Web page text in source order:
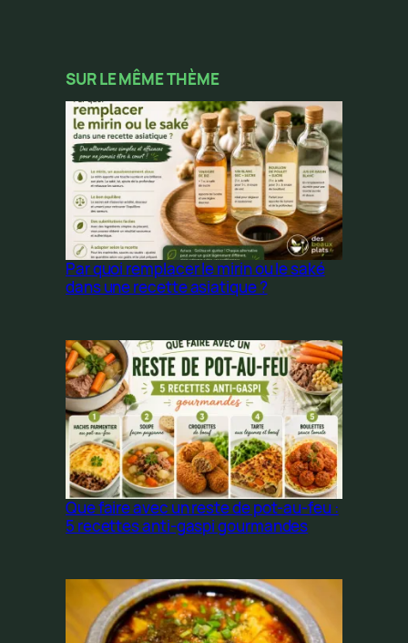
SUR LE MÊME THÈME
Par quoi remplacer le mirin ou le saké
dans une recette asiatique ?
Que faire avec un reste de pot-au-feu :
5 recettes anti-gaspi gourmandes